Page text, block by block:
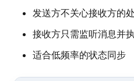
发送方不关心接收方的
接收方只需监听消息并
适合低频率的状态同步